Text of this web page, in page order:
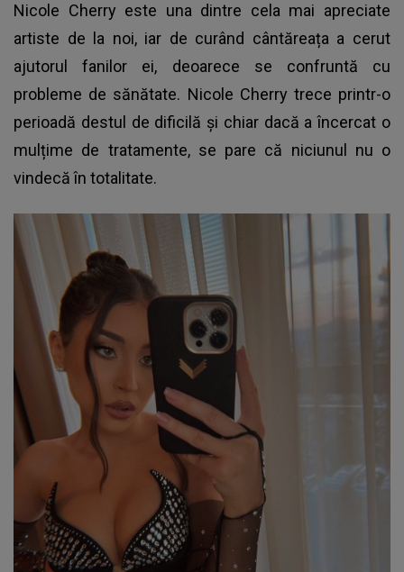
Nicole Cherry este una dintre cela mai apreciate
artiste de la noi, iar de curând cântăreața a cerut
ajutorul fanilor ei, deoarece se confruntă cu
probleme de sănătate. Nicole Cherry trece printr-o
perioadă destul de dificilă și chiar dacă a încercat o
mulțime de tratamente, se pare că niciunul nu o
vindecă în totalitate.